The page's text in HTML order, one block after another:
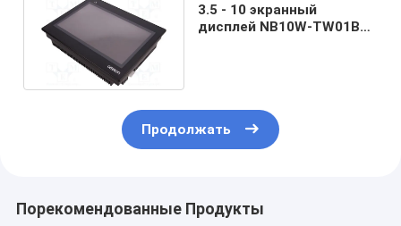
3.5 - 10 экранный
дисплей NB10W-TW01B
Продолжать
Порекомендованные Продукты